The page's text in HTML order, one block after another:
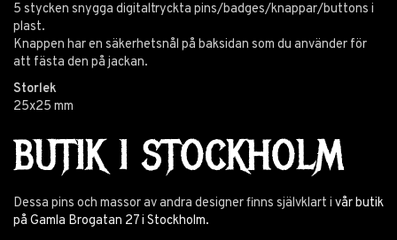
5 stycken snygga digitaltryckta pins/badges/knappar/buttons i
plast.
Knappen har en säkerhetsnål på baksidan som du använder för
att fästa den på jackan.
Storlek
25x25 mm
BUTIK I STOCKHOLM
Dessa pins och massor av andra designer finns självklart i vår butik
på Gamla Brogatan 27 i Stockholm.